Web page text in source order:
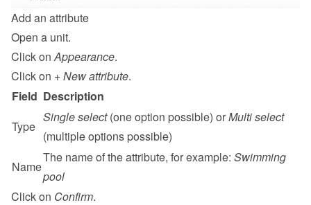
Add an attribute
Open a unit.
Click on Appearance.
Click on + New attribute.
Field Description
Type
Single select (one option possible) or Multi select
(multiple options possible)
Name
The name of the attribute, for example: Swimming
pool
Click on Confirm.